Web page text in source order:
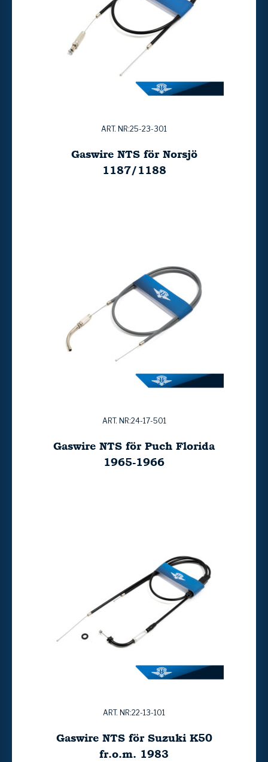
ART. NR:25-23-301
Gaswire NTS för Norsjö
1187/1188
ART. NR:24-17-501
Gaswire NTS för Puch Florida
1965-1966
ART. NR:22-13-101
Gaswire NTS för Suzuki K50
fr.o.m. 1983